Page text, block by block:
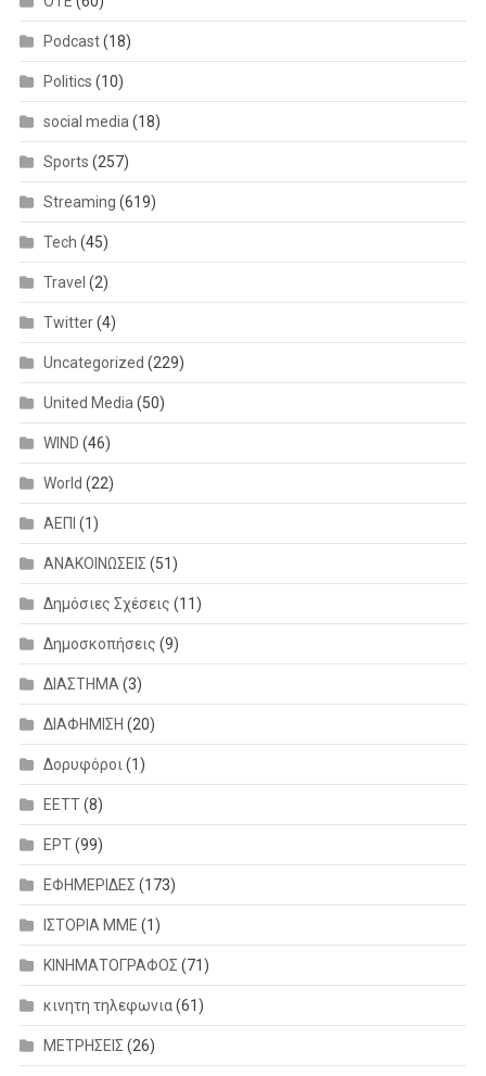
Podcast(18)
Politics (10)
social media(18)
Sports (257)
Streaming (619)
Tech (45)
Travel (2)
Twitter(4)
Uncategorized (229)
United Media(50)
WIND (46)
World (22)
ΑΕΠΙ (1)
ΑΝΑΚΟΙΝΩΣΕΙΣ (51)
Δημόσιες Σχέσεις (11)
Δημοσκοπήσεις (9)
ΔΙΑΣΤΗΜΑ(3)
ΔΙΑΦΗΜΙΣΗ (20)
Δορυφόροι(1)
ΕΕΤΤ(8)
ΕΡΤ(99)
ΕΦΗΜΕΡΙΔΕΣ (173)
ΙΣΤΟΡΙΑ ΜΜΕ (1)
ΚΙΝΗΜΑΤΟΓΡΑΦΟΣ (71)
κινητη τηλεφωνια(61)
ΜΕΤΡΗΣΕΙΣ (26)